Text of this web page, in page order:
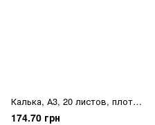
Калька, А3, 20 листов, плотность 52 г/м2
174.70 грн